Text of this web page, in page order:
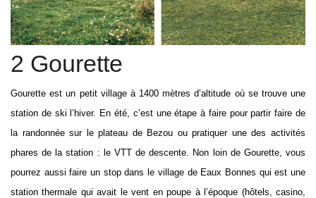
2 Gourette
Gourette est un petit village à 1400 mètres d’altitude où se trouve une
station de ski l’hiver. En été, c’est une étape à faire pour partir faire de
la randonnée sur le plateau de Bezou ou pratiquer une des activités
phares de la station : le VTT de descente. Non loin de Gourette, vous
pourrez aussi faire un stop dans le village de Eaux Bonnes qui est une
station thermale qui avait le vent en poupe à l’époque (hôtels, casino,